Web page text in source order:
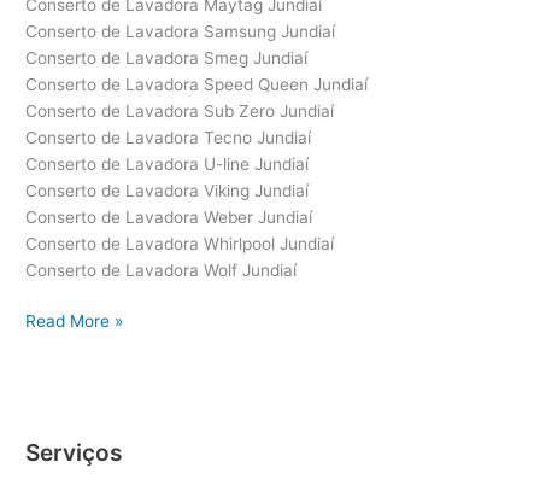
Conserto de Lavadora Maytag Jundiaí
Conserto de Lavadora Samsung Jundiaí
Conserto de Lavadora Smeg Jundiaí
Conserto de Lavadora Speed Queen Jundiaí
Conserto de Lavadora Sub Zero Jundiaí
Conserto de Lavadora Tecno Jundiaí
Conserto de Lavadora U-line Jundiaí
Conserto de Lavadora Viking Jundiaí
Conserto de Lavadora Weber Jundiaí
Conserto de Lavadora Whirlpool Jundiaí
Conserto de Lavadora Wolf Jundiaí
Conserto
Read More »
Serviços